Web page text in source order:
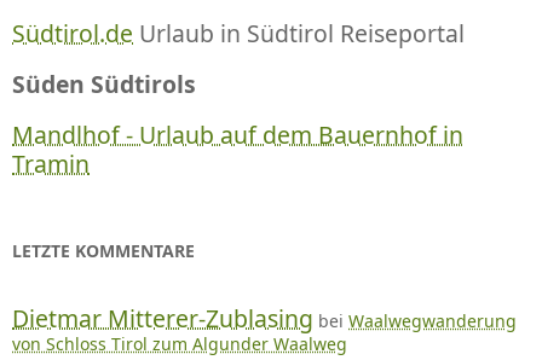
Südtirol.de Urlaub in Südtirol Reiseportal
Süden Südtirols
Mandlhof - Urlaub auf dem Bauernhof in
Tramin
LETZTE KOMMENTARE
Dietmar Mitterer-Zublasing bei Waalwegwanderung
von Schloss Tirol zum Algunder Waalweg